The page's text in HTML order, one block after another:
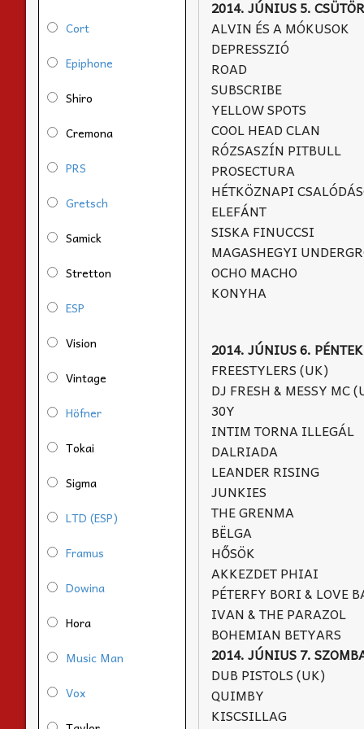
2014. JÚNIUS 5.
ALVIN ÉS A MÓKUSOK
DEPRESSZIÓ
ROAD
SUBSCRIBE
YELLOW SPOTS
COOL HEAD CLAN
RÓZSASZÍN PITBULL
PROSECTURA
HÉTKÖZNAPI
ELEFÁNT
SISKA FINUCCSI
MAGASHEGYI
OCHO MACHO
KONYHA
2014. JÚNIUS 6. PÉNTEK
FREESTYLERS (UK)
DJ FRESH & MESSY MC
30Y
INTIM TORNA ILLEGÁL
DALRIADA
LEANDER RISING
JUNKIES
THE GRENMA
BЁLGA
HŐSÖK
AKKEZDET PHIAI
PÉTERFY BORI & LOVE
IVAN & THE PARAZOL
BOHEMIAN BETYARS
2014. JÚNIUS 7.
DUB PISTOLS (UK)
QUIMBY
KISCSILLAG
Cort
Epiphone
Shiro
Cremona
PRS
Gretsch
Samick
Stretton
ESP
Vision
Vintage
Höfner
Tokai
Sigma
LTD (ESP)
Framus
Dowina
Hora
Music Man
Vox